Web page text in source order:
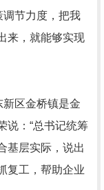
调节力度，把我
来，就能够实现
区金桥镇是金
说：“总书记统筹
基层实际，说出
复工，帮助企业